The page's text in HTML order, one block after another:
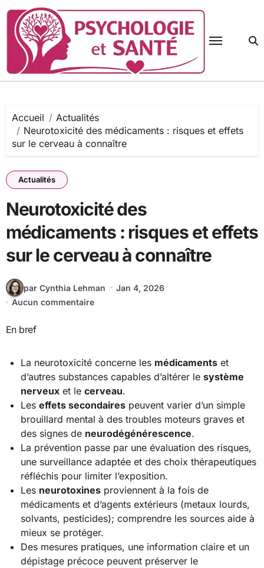
contenu
Accueil
Actualités
Neurotoxicité des médicaments : risques et effets
sur le cerveau à connaître
Actualités
Neurotoxicité des
médicaments : risques et effets
sur le cerveau à connaître
par Cynthia Lehman
Jan 4, 2026
Aucun commentaire
En bref
La neurotoxicité concerne les médicaments et
d’autres substances capables d’altérer lesystème
nerveux et lecerveau.
Leseffets secondaires peuvent varier d’un simple
brouillard mental à des troubles moteurs graves et
des signes de neurodégénérescence.
La prévention passe par une évaluation des risques,
une surveillance adaptée et des choix thérapeutiques
réfléchis pour limiter l’exposition.
Les neurotoxines proviennent à la fois de
médicaments et d’agents extérieurs (metaux lourds,
solvants, pesticides); comprendre les sources aide à
mieux se protéger.
Des mesures pratiques, une information claire et un
dépistage précoce peuvent préserver le